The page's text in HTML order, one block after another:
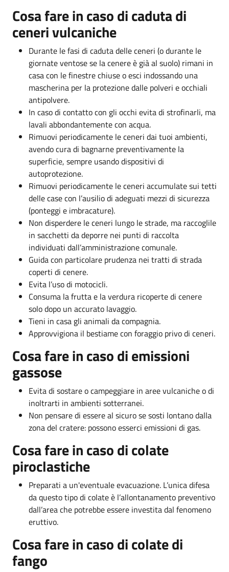
Cosa fare in caso di caduta di
ceneri vulcaniche
Durante le fasi di caduta delle ceneri (o durante le
giornate ventose se la cenere è già al suolo) rimani in
casa con le finestre chiuse o esci indossando una
mascherina per la protezione dalle polveri e occhiali
antipolvere.
In caso di contatto con gli occhi evita di strofinarli, ma
lavali abbondantemente con acqua.
Rimuovi periodicamente le ceneri dai tuoi ambienti,
avendo cura di bagnarne preventivamente la
superficie, sempre usando dispositivi di
autoprotezione.
Rimuovi periodicamente le ceneri accumulate sui tetti
delle case con l’ausilio di adeguati mezzi di sicurezza
(ponteggi e imbracature).
Non disperdere le ceneri lungo le strade, ma raccoglile
in sacchetti da deporre nei punti di raccolta
individuati dall’amministrazione comunale.
Guida con particolare prudenza nei tratti di strada
coperti di cenere.
Evita l’uso di motocicli.
Consuma la frutta e la verdura ricoperte di cenere
solo dopo un accurato lavaggio.
Tieni in casa gli animali da compagnia.
Approvvigiona il bestiame con foraggio privo di ceneri.
Cosa fare in caso di emissioni
gassose
Evita di sostare o campeggiare in aree vulcaniche o di
inoltrarti in ambienti sotterranei.
Non pensare di essere al sicuro se sosti lontano dalla
zona del cratere: possono esserci emissioni di gas.
Cosa fare in caso di colate
piroclastiche
Preparati a un'eventuale evacuazione. L’unica difesa
da questo tipo di colate è l’allontanamento preventivo
dall’area che potrebbe essere investita dal fenomeno
eruttivo.
Cosa fare in caso di colate di
fango